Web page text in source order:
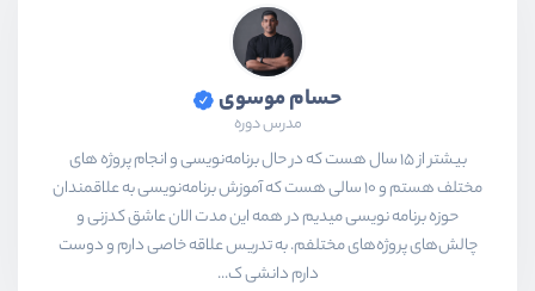
حسام موسوی
مدرس دوره
بیشتر از ۱۵ سال هست که در حال برنامه‌نویسی و انجام پروژه های
مختلف هستم و ۱۰ سالی هست که آموزش برنامه‌نویسی به علاقمندان
حوزه برنامه نویسی میدیم در همه این مدت الان عاشق کدزنی و
چالش‌های پروژه‌های مختلفم. به تدریس علاقه خاصی دارم و دوست
دارم دانشی ک...